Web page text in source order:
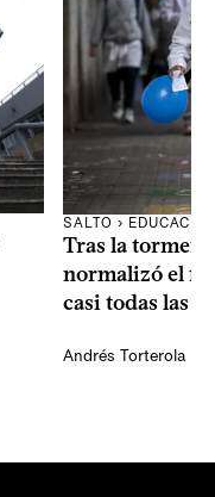
SALTO ›
Tras la
normalizó el
casi todas las
Andrés Torterola